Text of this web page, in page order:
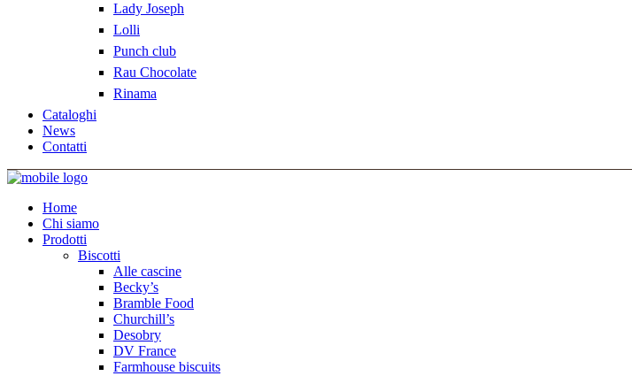
Lady Joseph
Lolli
Punch club
Rau Chocolate
Rinama
Cataloghi
News
Contatti
Home
Chi siamo
Prodotti
Biscotti
Alle cascine
Becky’s
Bramble Food
Churchill’s
Desobry
DV France
Farmhouse biscuits